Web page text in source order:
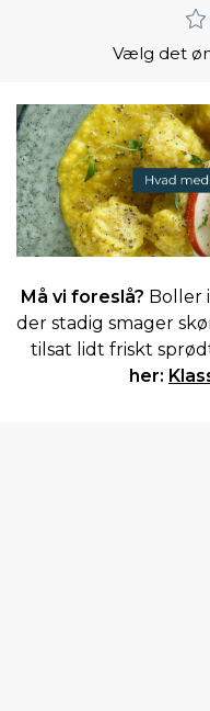
Vælg det
Må vi foreslå? Boller
der stadig smager
tilsat lidt friskt
her: